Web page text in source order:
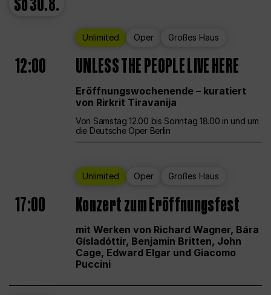
Unlimited Oper Großes Haus
12:00 UNLESS THE PEOPLE LIVE HERE
Eröffnungswochenende – kuratiert
von Rirkrit Tiravanija
Von Samstag 12.00 bis Sonntag 18.00 in und um
die Deutsche Oper Berlin
Unlimited Oper Großes Haus
17:00 Konzert zum Eröffnungsfest
mit Werken von Richard Wagner, Bára
Gísladóttir, Benjamin Britten, John
Cage, Edward Elgar und Giacomo
Puccini